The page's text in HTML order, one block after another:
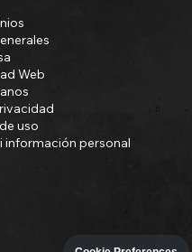
Web
uso
información personal